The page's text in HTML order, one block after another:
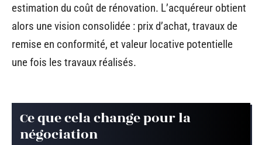
estimation du coût de rénovation. L’acquéreur obtient
alors une vision consolidée : prix d’achat, travaux de
remise en conformité, et valeur locative potentielle
une fois les travaux réalisés.
Ce que cela change pour la
négociation